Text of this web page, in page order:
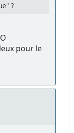
?
pour le